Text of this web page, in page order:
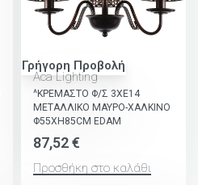
Γρήγορη Προβολή
Aca Lighting
^ΚΡΕΜΑΣΤΟ Φ/Σ 3ΧΕ14
ΜΕΤΑΛΛΙΚΟ ΜΑΥΡΟ-ΧΑΛΚΙΝΟ
Φ55ΧΗ85CM EDAM
87,52€
Προσθήκη στο καλάθι